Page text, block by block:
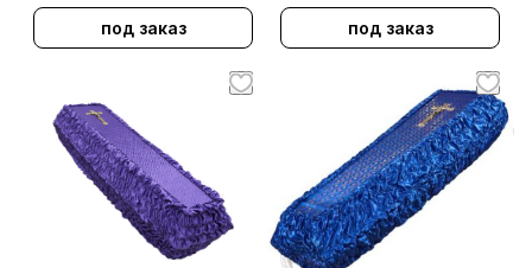
под заказ под заказ